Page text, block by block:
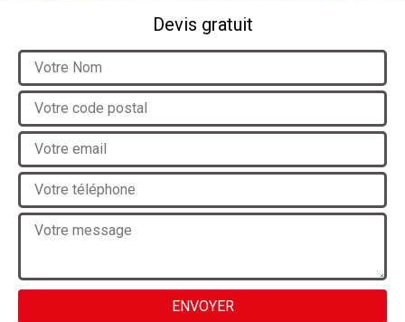
Devis gratuit